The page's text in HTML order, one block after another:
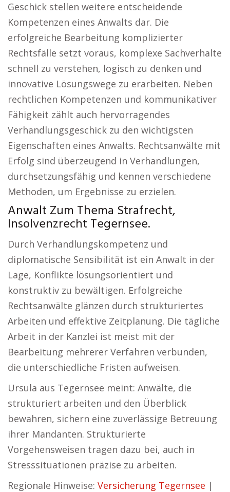
Geschick stellen weitere entscheidende
Kompetenzen eines Anwalts dar. Die
erfolgreiche Bearbeitung komplizierter
Rechtsfälle setzt voraus, komplexe Sachverhalte
schnell zu verstehen, logisch zu denken und
innovative Lösungswege zu erarbeiten. Neben
rechtlichen Kompetenzen und kommunikativer
Fähigkeit zählt auch hervorragendes
Verhandlungsgeschick zu den wichtigsten
Eigenschaften eines Anwalts. Rechtsanwälte mit
Erfolg sind überzeugend in Verhandlungen,
durchsetzungsfähig und kennen verschiedene
Methoden, um Ergebnisse zu erzielen.
Anwalt Zum Thema Strafrecht,
Insolvenzrecht Tegernsee.
Durch Verhandlungskompetenz und
diplomatische Sensibilität ist ein Anwalt in der
Lage, Konflikte lösungsorientiert und
konstruktiv zu bewältigen. Erfolgreiche
Rechtsanwälte glänzen durch strukturiertes
Arbeiten und effektive Zeitplanung. Die tägliche
Arbeit in der Kanzlei ist meist mit der
Bearbeitung mehrerer Verfahren verbunden,
die unterschiedliche Fristen aufweisen.
Ursula aus Tegernsee meint: Anwälte, die
strukturiert arbeiten und den Überblick
bewahren, sichern eine zuverlässige Betreuung
ihrer Mandanten. Strukturierte
Vorgehensweisen tragen dazu bei, auch in
Stresssituationen präzise zu arbeiten.
Regionale Hinweise: Versicherung Tegernsee |